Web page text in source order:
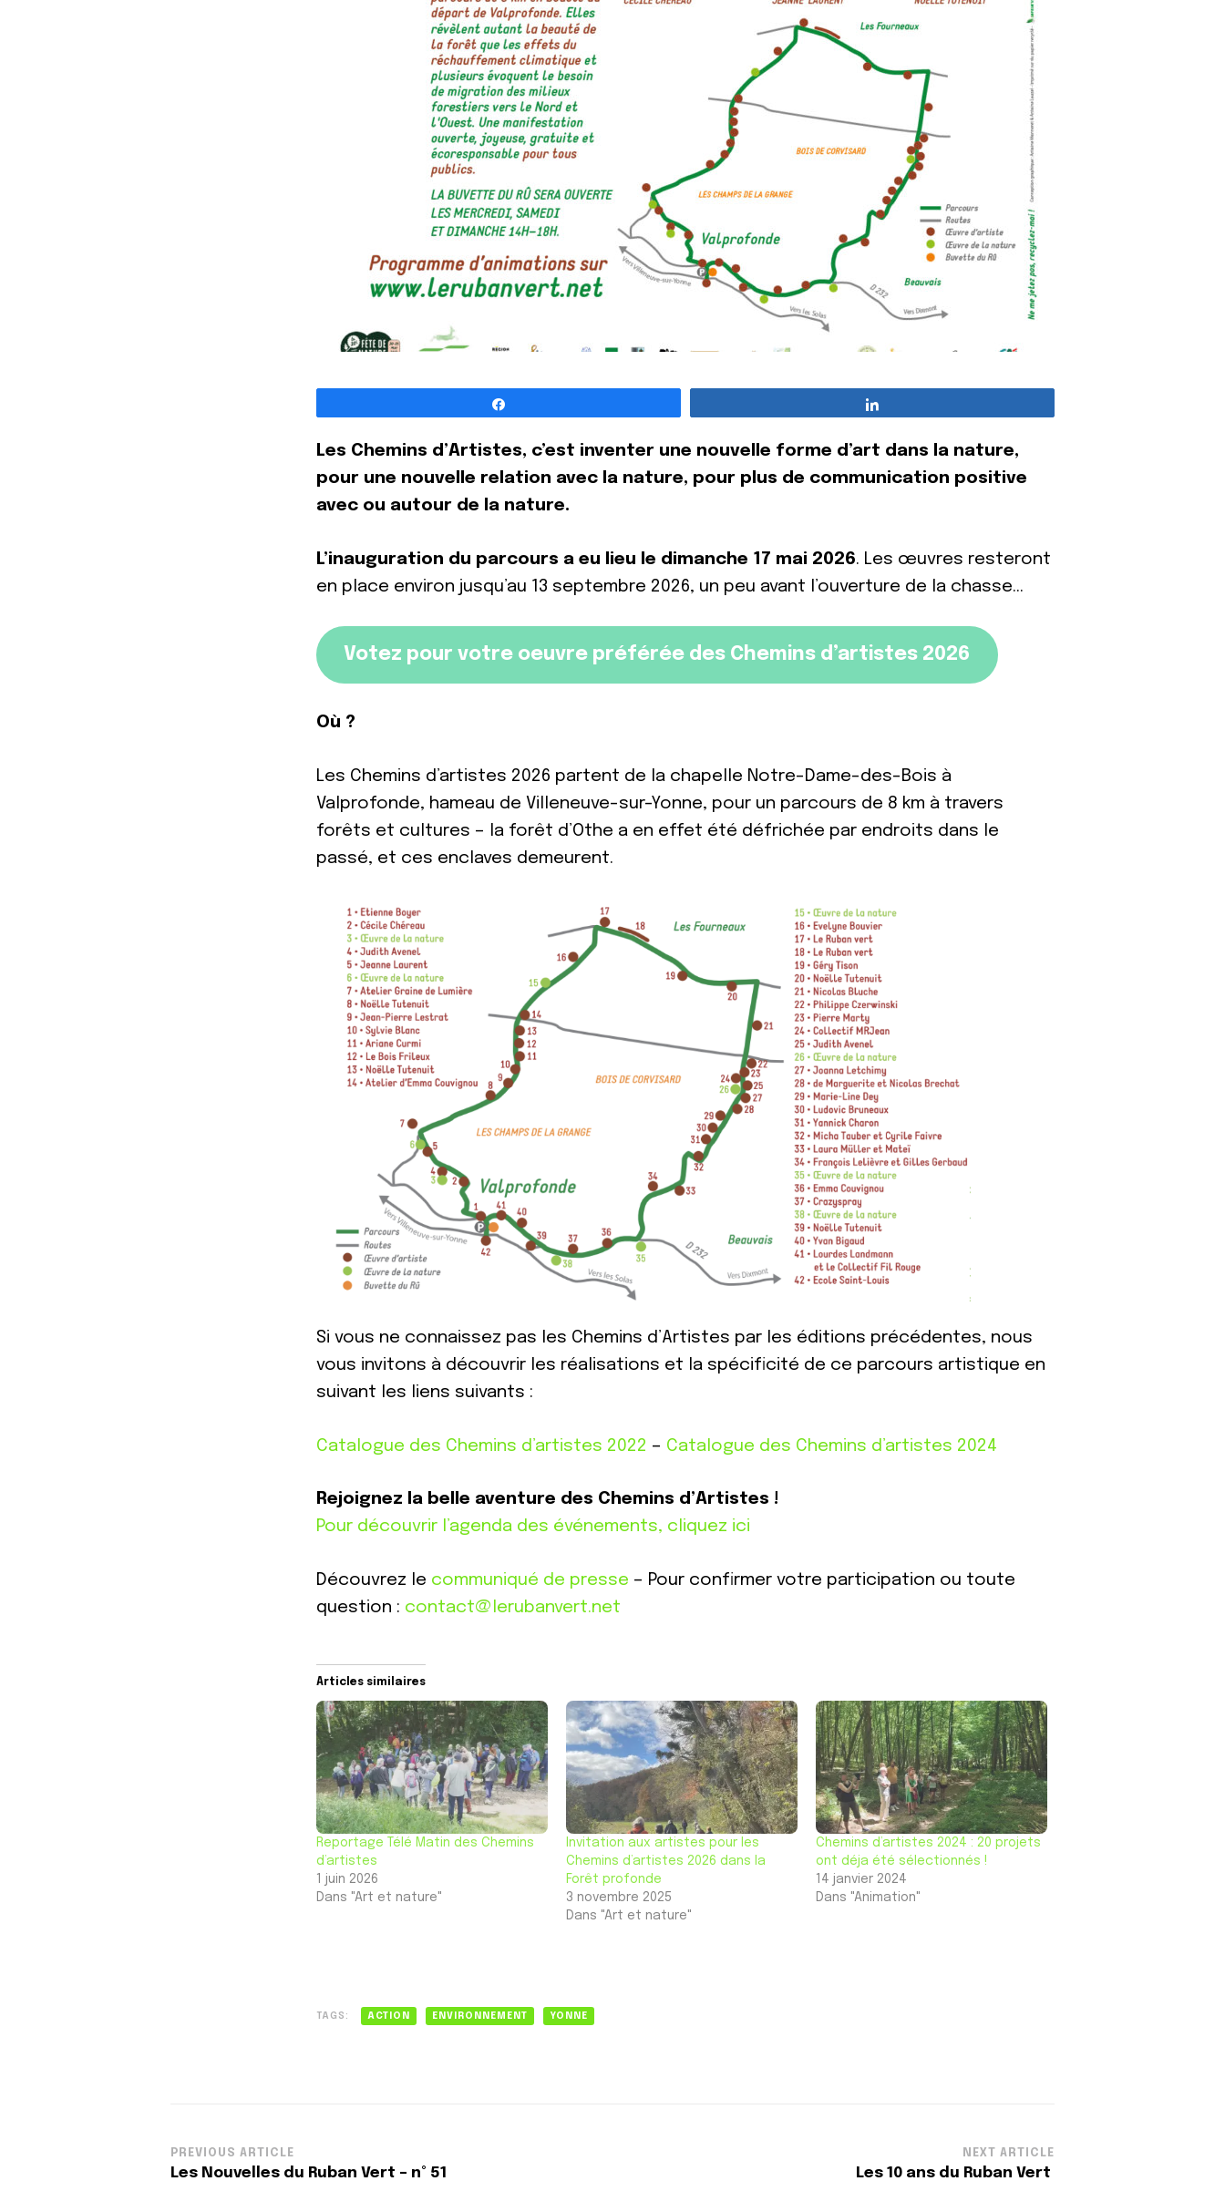
Les Chemins d’Artistes, c’est inventer une nouvelle forme d’art dans la nature,
pour une nouvelle relation avec la nature, pour plus de communication positive
avec ou autour de la nature.
L’inauguration du parcours a eu lieu le dimanche 17 mai 2026. Les œuvres resteront
en place environ jusqu’au 13 septembre 2026, un peu avant l’ouverture de la chasse…
Votez pour votre oeuvre préférée des Chemins d’artistes 2026
Où ?
Les Chemins d’artistes 2026 partent de la chapelle Notre-Dame-des-Bois à
Valprofonde, hameau de Villeneuve-sur-Yonne, pour un parcours de 8 km à travers
forêts et cultures – la forêt d’Othe a en effet été défrichée par endroits dans le
passé, et ces enclaves demeurent.
Si vous ne connaissez pas les Chemins d’Artistes par les éditions précédentes, nous
vous invitons à découvrir les réalisations et la spécificité de ce parcours artistique en
suivant les liens suivants :
Catalogue des Chemins d’artistes 2022 – Catalogue des Chemins d’artistes 2024
Rejoignez la belle aventure des Chemins d’Artistes !
Pour découvrir l’agenda des événements, cliquez ici
Découvrez le communiqué de presse – Pour confirmer votre participation ou toute
question : contact@lerubanvert.net
Articles similaires
Reportage Télé Matin des Chemins
d’artistes
1 juin 2026
Dans "Art et nature"
Invitation aux artistes pour les
Chemins d’artistes 2026 dans la
Forêt profonde
3 novembre 2025
Dans "Art et nature"
Chemins d’artistes 2024 : 20 projets
ont déja été sélectionnés !
14 janvier 2024
Dans "Animation"
TAGS: ACTION ENVIRONNEMENT YONNE
Post
PREVIOUS ARTICLE
Les Nouvelles du Ruban Vert – n° 51
NEXT ARTICLE
Les 10 ans du Ruban Vert